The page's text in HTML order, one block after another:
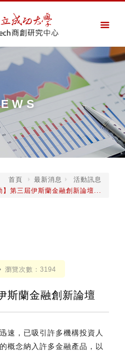
首頁 最新消息
活動訊息
】第三屆伊斯蘭金融創新論壇...
瀏覽次數：3194
斯蘭金融創新論壇
速，已吸引許多機構投資人
概念納入許多金融產品，以